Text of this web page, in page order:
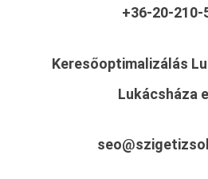
+36-20-210-
Keresőoptimalizálás
Lukácsháza